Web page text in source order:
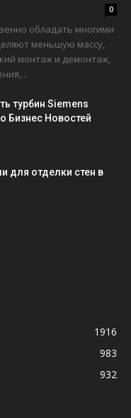
0
обладать многими
меньшую массу,
монтаж и демонтаж,
турбин Siemens
Бизнес Новостей
для отделки стен в
1916
983
932